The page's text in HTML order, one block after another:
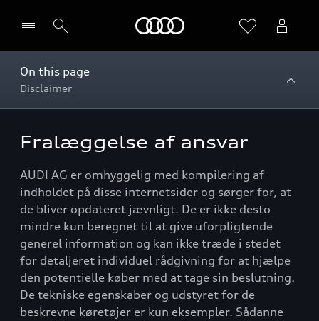
Vælg forhandler
On this page
Disclaimer
Fralæggelse af ansvar
AUDI AG er omhyggelig med kompilering af
indholdet på disse internetsider og sørger for, at
de bliver opdateret jævnligt. De er ikke desto
mindre kun beregnet til at give uforpligtende
generel information og kan ikke træde i stedet
for detaljeret individuel rådgivning for at hjælpe
den potentielle køber med at tage sin beslutning.
De tekniske egenskaber og udstyret for de
beskrevne køretøjer er kun eksempler. Sådanne